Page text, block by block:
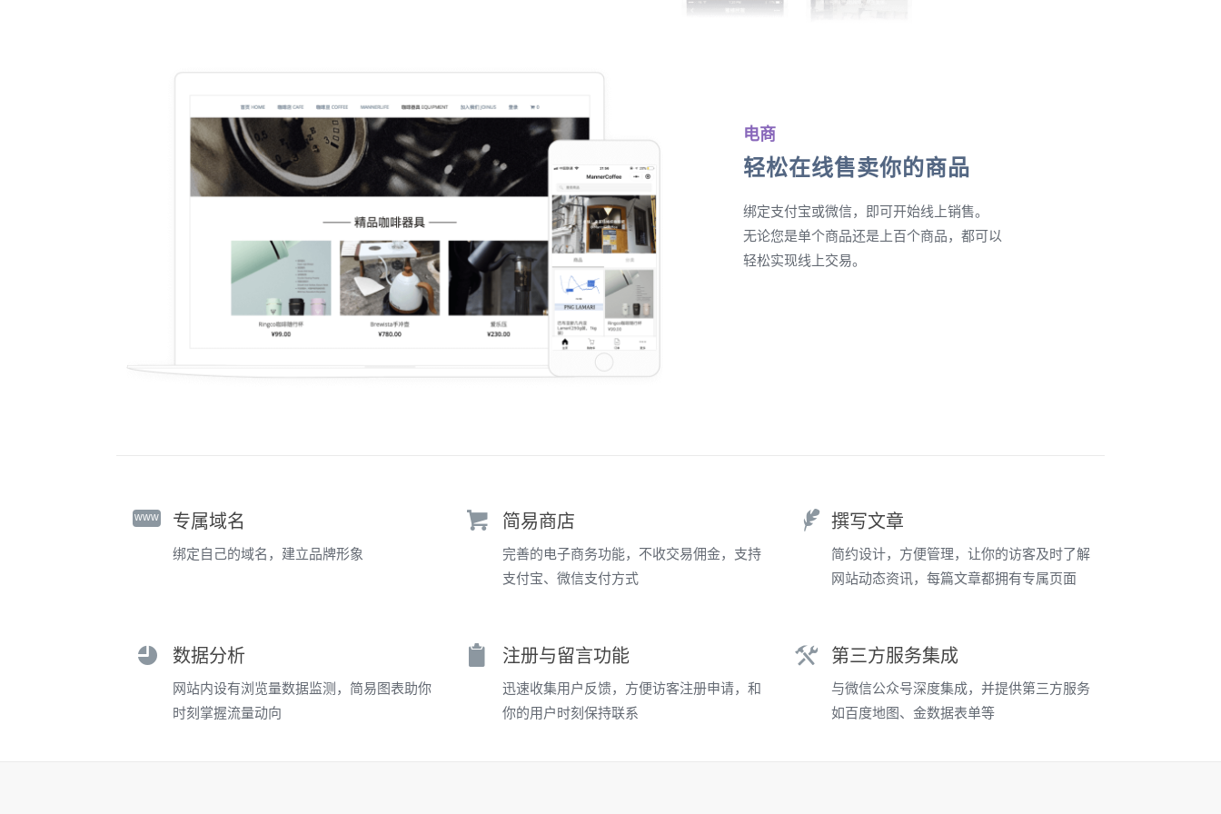
电商
轻松在线售卖你的商品
绑定支付宝或微信，即可开始线上销售。
无论您是单个商品还是上百个商品，都可以
轻松实现线上交易。
www 专属域名
绑定自己的域名，建立品牌形象
简易商店
完善的电子商务功能，不收交易佣金，支持
支付宝、微信支付方式
撰写文章
简约设计，方便管理，让你的访客及时了解
网站动态资讯，每篇文章都拥有专属页面
数据分析
网站内设有浏览量数据监测，简易图表助你
时刻掌握流量动向
注册与留言功能
迅速收集用户反馈，方便访客注册申请，和
你的用户时刻保持联系
第三方服务集成
与微信公众号深度集成，并提供第三方服务
如百度地图、金数据表单等